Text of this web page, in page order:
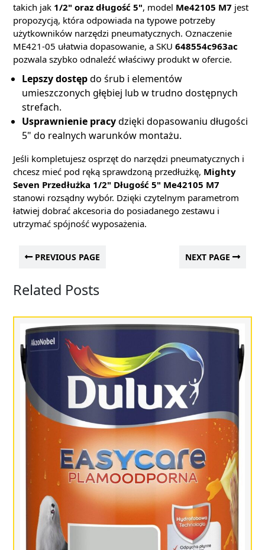
takich jak 1/2" oraz długość 5", model Me42105 M7 jest
propozycją, która odpowiada na typowe potrzeby
użytkowników narzędzi pneumatycznych. Oznaczenie
ME421-05 ułatwia dopasowanie, a SKU 648554c963ac
pozwala szybko odnaleźć właściwy produkt w ofercie.
Lepszy dostępdo śrub i elementów
umieszczonych głębiej lub w trudno dostępnych
strefach.
Usprawnienie pracydzięki dopasowaniu długości
5" do realnych warunków montażu.
Jeśli kompletujesz osprzęt do narzędzi pneumatycznych i
chcesz mieć pod ręką sprawdzoną przedłużkę, Mighty
Seven Przedłużka 1/2" Długość 5" Me42105 M7
stanowi rozsądny wybór. Dzięki czytelnym parametrom
łatwiej dobrać akcesoria do posiadanego zestawu i
utrzymać spójność wyposażenia.
PREVIOUS PAGE NEXT PAGE
Related Posts